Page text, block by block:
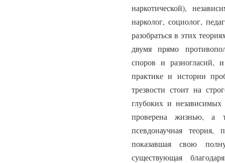
наркотической),
нарколог, социолог,
разобраться в этих
двумя прямо
споров и разногласий,
практике и истории
трезвости стоит на
глубоких и независимых
проверена жизнью, а
псевдонаучная теория,
показавшая свою
существующая